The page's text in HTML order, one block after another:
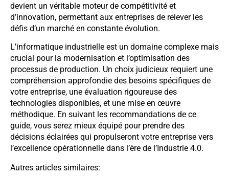
devient un véritable moteur de compétitivité et
d’innovation, permettant aux entreprises de relever les
défis d’un marché en constante évolution.
L’informatique industrielle est un domaine complexe mais
crucial pour la modernisation et l’optimisation des
processus de production. Un choix judicieux requiert une
compréhension approfondie des besoins spécifiques de
votre entreprise, une évaluation rigoureuse des
technologies disponibles, et une mise en œuvre
méthodique. En suivant les recommandations de ce
guide, vous serez mieux équipé pour prendre des
décisions éclairées qui propulseront votre entreprise vers
l’excellence opérationnelle dans l’ère de l’Industrie 4.0.
Autres articles similaires: